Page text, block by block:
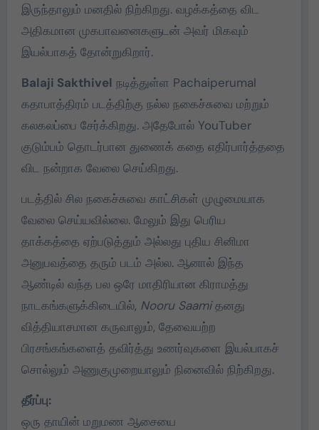
இருந்தாலும் மனதில் நிற்கிறது. வழக்கத்தை விட
அதிகமான முகபாவனைகளுடன் அவர் மிகவும்
இயல்பாகத் தோன்றுகிறார்.
Balaji Sakthivel நடித்துள்ள Pachaiperumal
கதாபாத்திரம் படத்திற்கு நல்ல நகைச்சுவை மற்றும்
கலகலப்பை சேர்க்கிறது. அதேபோல் YouTuber
குடும்பம் தொடர்பான துணைக் கதை எதிர்பார்த்ததை
விட நன்றாக வேலை செய்கிறது.
படத்தில் சில நகைச்சுவை காட்சிகள் முழுமையாக
வேலை செய்யவில்லை. மேலும் இது பெரிய
தாக்கத்தை ஏற்படுத்தும் அல்லது புதிய சினிமா
அனுபவத்தை தரும் படம் அல்ல. ஆனால் இந்த
ஆண்டில் வந்த பல ஒரே மாதிரியான கிராமத்து
நாடகங்களுக்கிடையில், Nooru Saamiதனது
வித்தியாசமான கருவாலும், தேவையற்ற
பிரசங்கங்களைத் தவிர்த்து உணர்வுகளை இயல்பாகச்
சொல்லும் அணுகுமுறையாலும் நினைவில் நிற்கிறது.
தீர்ப்பு:
ஒரு தாயின் மறுமண ஆசையை